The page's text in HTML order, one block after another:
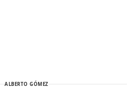
ALBERTO GÓMEZ